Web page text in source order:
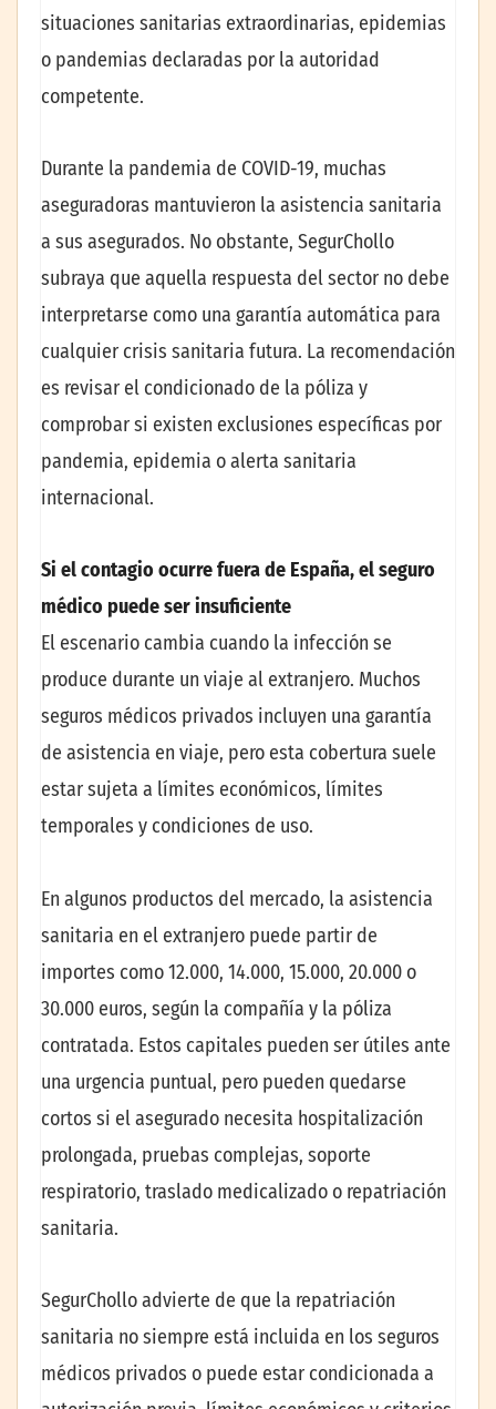
situaciones sanitarias extraordinarias, epidemias
o pandemias declaradas por la autoridad
competente.
Durante la pandemia de COVID-19, muchas
aseguradoras mantuvieron la asistencia sanitaria
a sus asegurados. No obstante, SegurChollo
subraya que aquella respuesta del sector no debe
interpretarse como una garantía automática para
cualquier crisis sanitaria futura. La recomendación
es revisar el condicionado de la póliza y
comprobar si existen exclusiones específicas por
pandemia, epidemia o alerta sanitaria
internacional.
Si el contagio ocurre fuera de España, el seguro
médico puede ser insuficiente
El escenario cambia cuando la infección se
produce durante un viaje al extranjero. Muchos
seguros médicos privados incluyen una garantía
de asistencia en viaje, pero esta cobertura suele
estar sujeta a límites económicos, límites
temporales y condiciones de uso.
En algunos productos del mercado, la asistencia
sanitaria en el extranjero puede partir de
importes como 12.000, 14.000, 15.000, 20.000 o
30.000 euros, según la compañía y la póliza
contratada. Estos capitales pueden ser útiles ante
una urgencia puntual, pero pueden quedarse
cortos si el asegurado necesita hospitalización
prolongada, pruebas complejas, soporte
respiratorio, traslado medicalizado o repatriación
sanitaria.
SegurChollo advierte de que la repatriación
sanitaria no siempre está incluida en los seguros
médicos privados o puede estar condicionada a